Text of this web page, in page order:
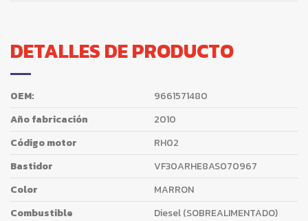
DETALLES DE PRODUCTO
OEM:
9661571480
Año fabricación
2010
Código motor
RH02
Bastidor
VF30ARHE8AS070967
Color
MARRON
Combustible
Diesel (SOBREALIMENTADO)